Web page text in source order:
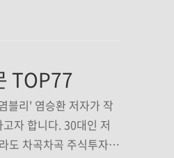
까요... 시간을 정해놓
TOP77
블리' 염승환 저자가 작
자 합니다. 30대인 저
도 차곡차곡 주식투자도